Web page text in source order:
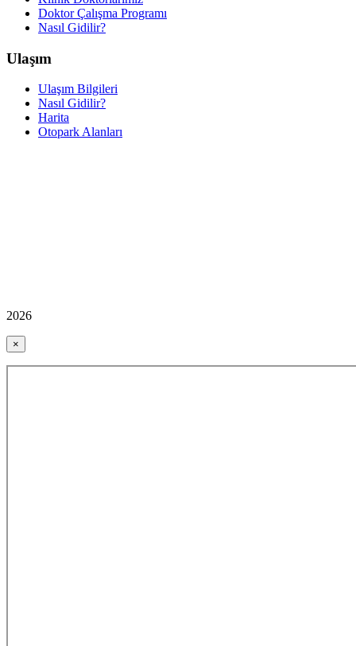
Doktor Çalışma Programı
Nasıl Gidilir?
Ulaşım
Ulaşım Bilgileri
Nasıl Gidilir?
Harita
Otopark Alanları
2026
×